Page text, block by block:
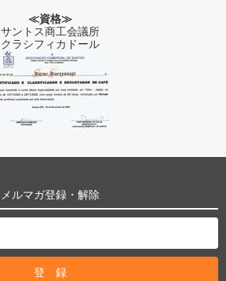
≪資格≫
サントス商工会議所
クラシフィカドール
メルマガ登録・解除